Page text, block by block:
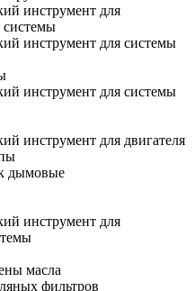
инструмент для
системы
инструмент для системы
инструмент для системы
инструмент для двигателя
дымовые
инструмент для
масла
фильтров